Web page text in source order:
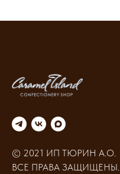
© 2021 ИП ТЮРИН А.О.
ВСЕ ПРАВА ЗАЩИЩЕНЫ.